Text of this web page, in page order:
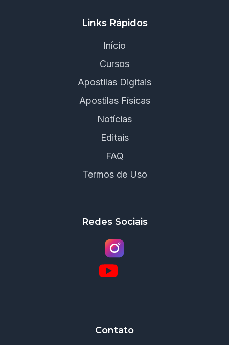
Links Rápidos
Início
Cursos
Apostilas Digitais
Apostilas Físicas
Notícias
Editais
FAQ
Termos de Uso
Redes Sociais
Contato